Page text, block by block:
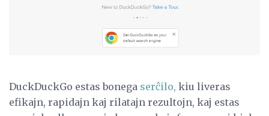
DuckDuckGo estas bonega serĉilo, kiu liveras
efikajn, rapidajn kaj rilatajn rezultojn, kaj estas